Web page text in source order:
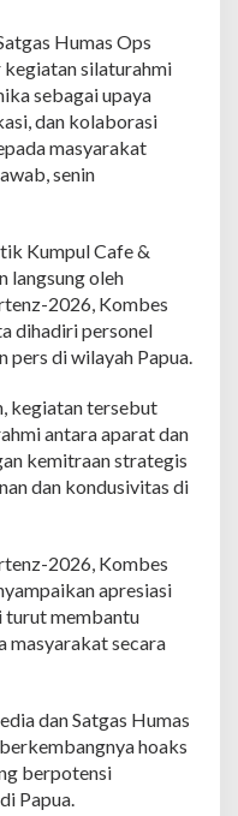
Humas Ops
silaturahmi
sebagai upaya
dan kolaborasi
masyarakat
senin
Kumpul Cafe &
langsung oleh
2026, Kombes
dihadiri personel
pers di wilayah Papua.
kegiatan tersebut
antara aparat dan
kemitraan strategis
dan kondusivitas di
2026, Kombes
apresiasi
turut membantu
masyarakat secara
dan Satgas Humas
hoaks
berpotensi
Papua.